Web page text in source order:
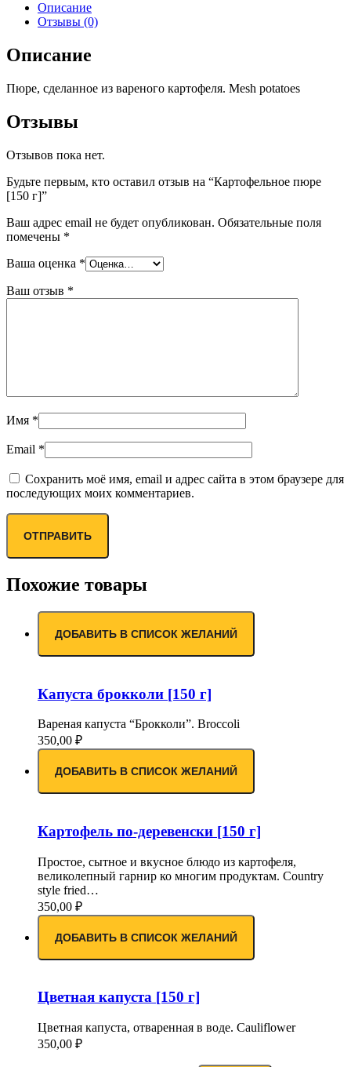
Описание
Отзывы (0)
Описание
Пюре, сделанное из вареного картофеля. Mesh potatoes
Отзывы
Отзывов пока нет.
Будьте первым, кто оставил отзыв на “Картофельное пюре
[150 г]”
Ваш адрес email не будет опубликован. Обязательные поля
помечены *
Ваша оценка *
Ваш отзыв *
Имя *
Email *
Сохранить моё имя, email и адрес сайта в этом браузере для
последующих моих комментариев.
Похожие товары
ДОБАВИТЬ В СПИСОК ЖЕЛАНИЙ
Капуста брокколи [150 г]
Вареная капуста “Брокколи”. Broccoli
350,00 ₽
ДОБАВИТЬ В СПИСОК ЖЕЛАНИЙ
Картофель по-деревенски [150 г]
Простое, сытное и вкусное блюдо из картофеля,
великолепный гарнир ко многим продуктам. Country
style fried…
350,00 ₽
ДОБАВИТЬ В СПИСОК ЖЕЛАНИЙ
Цветная капуста [150 г]
Цветная капуста, отваренная в воде. Cauliflower
350,00 ₽